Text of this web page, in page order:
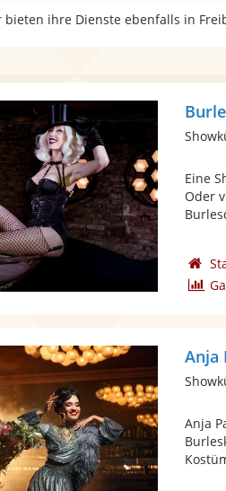
bieten ihre Dienste ebenfalls in
Eine
Oder
Anja
Anja